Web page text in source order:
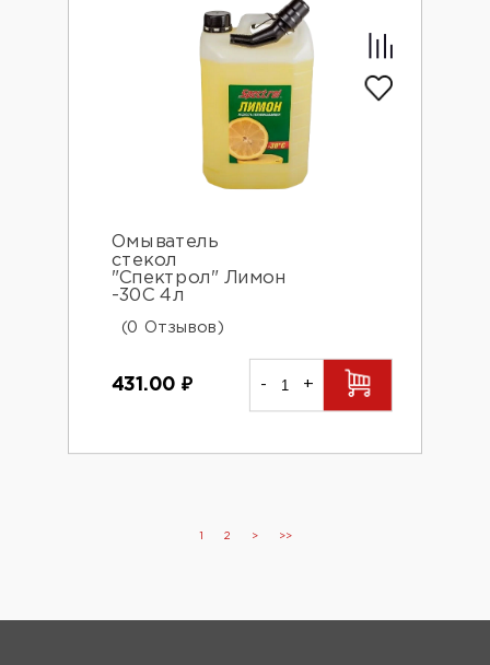
Омыватель
стекол
"Спектрол" Лимон
-30C 4л
(0 Отзывов)
431.00 ₽ - +
2 > >>